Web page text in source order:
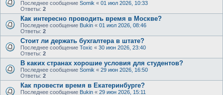
Последнее сообщение Somik « 01 июл 2026, 10:33
Ответы: 2
Как интересно проводить время в Москве?
Последнее сообщение Bukin « 01 июл 2026, 08:46
Ответы: 2
Стоит ли держать бухгалтера в штате?
Последнее сообщение Toxic « 30 июн 2026, 23:40
Ответы: 2
В каких странах хорошие условия для студентов?
Последнее сообщение Somik « 29 июн 2026, 16:50
Ответы: 2
Как провести время в Екатеринбурге?
Последнее сообщение Bukin « 29 июн 2026, 15:11